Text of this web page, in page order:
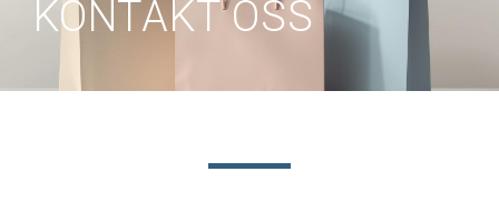
KONTAKT OSS